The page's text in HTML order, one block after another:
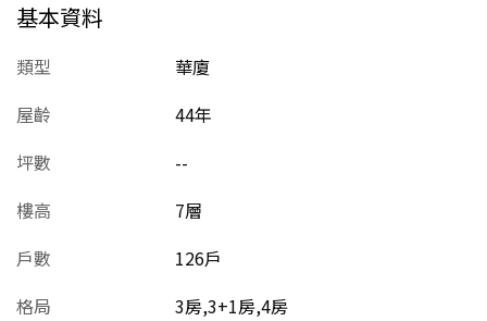
基本資料
類型
華廈
屋齡
44年
坪數
--
樓高
7層
戶數
126戶
格局
3房,3+1房,4房